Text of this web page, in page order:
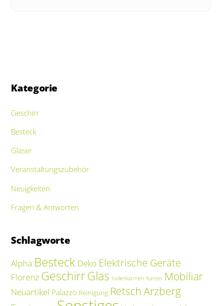
Kategorie
Geschirr
Besteck
Gläser
Veranstaltungszubehör
Neuigkeiten
Fragen & Antworten
Schlagworte
Alpha Besteck Deko Elektrische Geräte
Florenz GeschirrGlas Isolierkannen Karten Mobiliar
Neuartikel Palazzo Reinigung Retsch Arzberg